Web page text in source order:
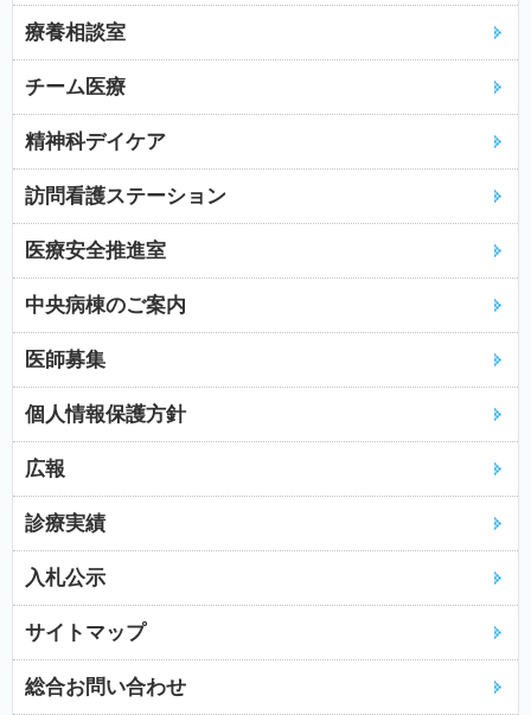
療養相談室
チーム医療
精神科デイケア
訪問看護ステーション
医療安全推進室
中央病棟のご案内
医師募集
個人情報保護方針
広報
診療実績
入札公示
サイトマップ
総合お問い合わせ